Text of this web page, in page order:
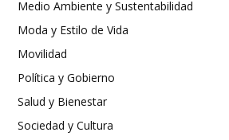
Medio Ambiente y Sustentabilidad
Moda y Estilo de Vida
Movilidad
Política y Gobierno
Salud y Bienestar
Sociedad y Cultura